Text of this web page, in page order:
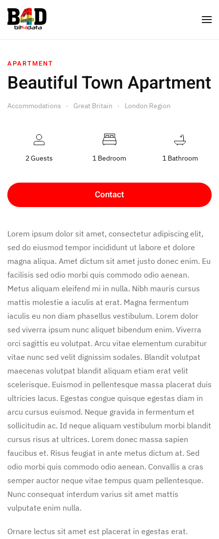
APARTMENT
Beautiful Town Apartment
Accommodations Great Britain London Region
2 Guests 1 Bedroom 1 Bathroom
Contact
Lorem ipsum dolor sit amet, consectetur adipiscing elit,
sed do eiusmod tempor incididunt ut labore et dolore
magna aliqua. Amet dictum sit amet justo donec enim. Eu
facilisis sed odio morbi quis commodo odio aenean.
Metus aliquam eleifend mi in nulla. Nibh mauris cursus
mattis molestie a iaculis at erat. Magna fermentum
iaculis eu non diam phasellus vestibulum. Lorem dolor
sed viverra ipsum nunc aliquet bibendum enim. Viverra
orci sagittis eu volutpat. Arcu vitae elementum curabitur
vitae nunc sed velit dignissim sodales. Blandit volutpat
maecenas volutpat blandit aliquam etiam erat velit
scelerisque. Euismod in pellentesque massa placerat duis
ultricies lacus. Egestas congue quisque egestas diam in
arcu cursus euismod. Neque gravida in fermentum et
sollicitudin ac. Id neque aliquam vestibulum morbi blandit
cursus risus at ultrices. Lorem donec massa sapien
faucibus et. Risus feugiat in ante metus dictum at. Sed
odio morbi quis commodo odio aenean. Convallis a cras
semper auctor neque vitae tempus quam pellentesque.
Nunc consequat interdum varius sit amet mattis
vulputate enim nulla.
Ornare lectus sit amet est placerat in egestas erat.